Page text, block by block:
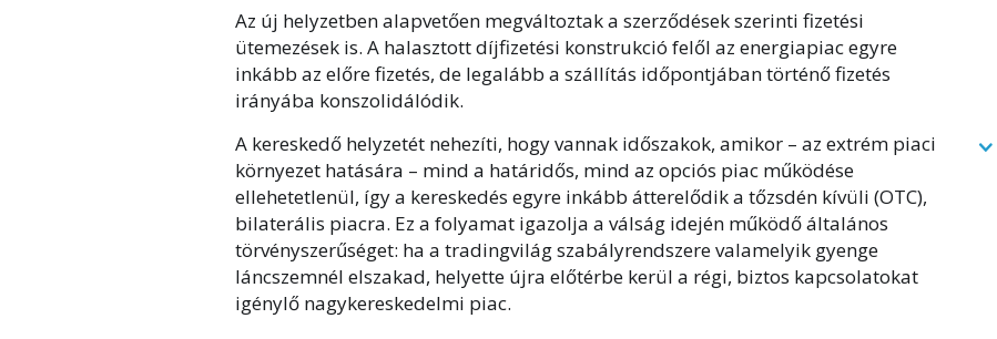
Az új helyzetben alapvetően megváltoztak a szerződések szerinti fizetési
ütemezések is. A halasztott díjfizetési konstrukció felől az energiapiac egyre
inkább az előre fizetés, de legalább a szállítás időpontjában történő fizetés
irányába konszolidálódik.
A kereskedő helyzetét nehezíti, hogy vannak időszakok, amikor – az extrém piaci
környezet hatására – mind a határidős, mind az opciós piac működése
ellehetetlenül, így a kereskedés egyre inkább átterelődik a tőzsdén kívüli (OTC),
bilaterális piacra. Ez a folyamat igazolja a válság idején működő általános
törvényszerűséget: ha a tradingvilág szabályrendszere valamelyik gyenge
láncszemnél elszakad, helyette újra előtérbe kerül a régi, biztos kapcsolatokat
igénylő nagykereskedelmi piac.